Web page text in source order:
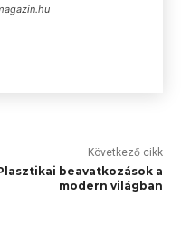
Következő cikk
beavatkozások a
modern világban